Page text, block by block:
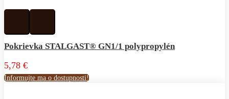
k
do
Pokrievka STALGAST® GN1/1 polypropylén
5,78 €
Informujte ma o dostupnosti!